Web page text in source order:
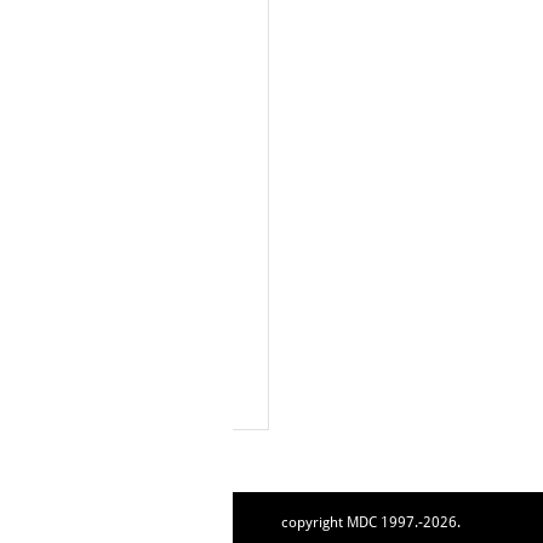
copyright MDC 1997.-2026.